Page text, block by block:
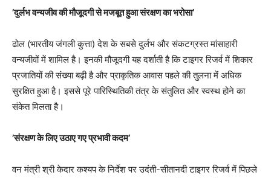
’दुर्लभ वन्यजीव की मौजूदगी से मजबूत हुआ संरक्षण का भरोसा’
ढोल (भारतीय जंगली कुत्ता) देश के सबसे दुर्लभ और संकटग्रस्त मांसाहारी
वन्यजीवों में शामिल है। इनकी मौजूदगी यह दर्शाती है कि टाइगर रिजर्व में शिकार
प्रजातियों की संख्या बढ़ी है और प्राकृतिक आवास पहले की तुलना में अधिक
सुरक्षित हुआ है। इससे पूरे पारिस्थितिकी तंत्र के संतुलित और स्वस्थ होने का
संकेत मिलता है।
’संरक्षण के लिए उठाए गए प्रभावी कदम’
वन मंत्री श्री केदार कश्यप के निर्देश पर उदंती-सीतानदी टाइगर रिजर्व में पिछले